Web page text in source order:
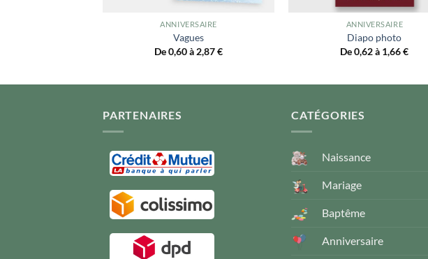
ANNIVERSAIRE
Vagues
De 0,60 à 2,87€
ANNIVERSAIRE
Diapo photo
De 0,62 à 1,66€
PARTENAIRES CATÉGORIES
Naissance
Mariage
Baptême
Anniversaire